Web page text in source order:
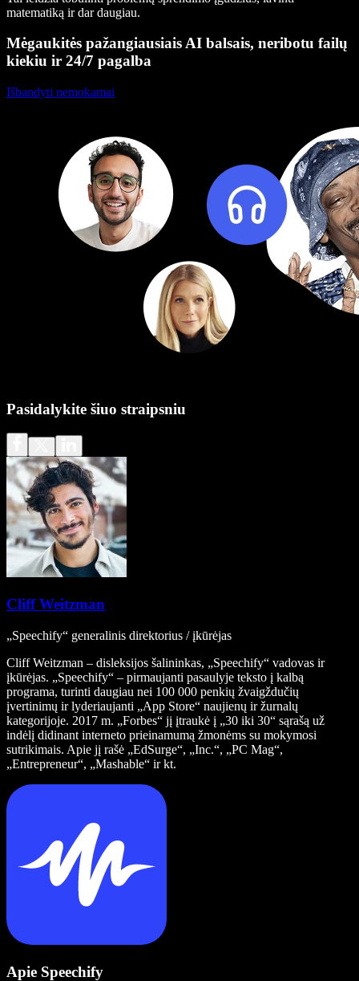
matematiką ir dar daugiau.
Mėgaukitės pažangiausiais AI balsais, neribotu failų
kiekiu ir 24/7 pagalba
Išbandyti nemokamai
Pasidalykite šiuo straipsniu
Cliff Weitzman
„Speechify“ generalinis direktorius / įkūrėjas
Cliff Weitzman – disleksijos šalininkas, „Speechify“ vadovas ir
įkūrėjas. „Speechify“ – pirmaujanti pasaulyje teksto į kalbą
programa, turinti daugiau nei 100 000 penkių žvaigždučių
įvertinimų ir lyderiaujanti „App Store“ naujienų ir žurnalų
kategorijoje. 2017 m. „Forbes“ jį įtraukė į „30 iki 30“ sąrašą už
indėlį didinant interneto prieinamumą žmonėms su mokymosi
sutrikimais. Apie jį rašė „EdSurge“, „Inc.“, „PC Mag“,
„Entrepreneur“, „Mashable“ ir kt.
Apie Speechify